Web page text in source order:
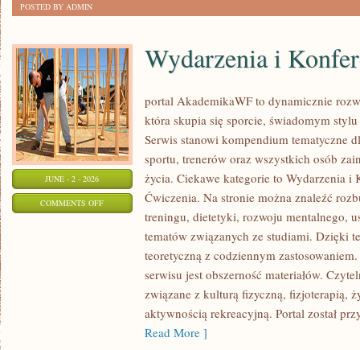
POSTED BY ADMIN
JUNE - 2 - 2026
COMMENTS OFFON
WYDARZENIA
KONFERENCJE
Wydarzenia i
portal AkademikaWF to dynamicznie
która skupia się sporcie, świadomym
Serwis stanowi kompendium tematyczne
sportu, trenerów oraz wszystkich osób
życia. Ciekawe kategorie to Wydarzenia i
Ćwiczenia. Na stronie można znaleźć
treningu, dietetyki, rozwoju mentalnego,
tematów związanych ze studiami. Dzięki
teoretyczną z codziennym
serwisu jest obszerność materiałów.
związane z kulturą fizyczną, fizjoterapią,
aktywnością rekreacyjną. Portal został
Read More ]